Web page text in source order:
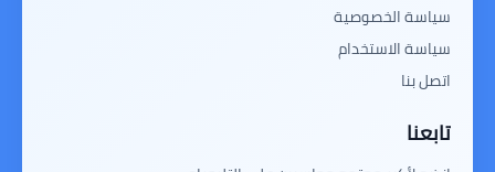
سياسة الخصوصية
سياسة الاستخدام
اتصل بنا
تابعنا